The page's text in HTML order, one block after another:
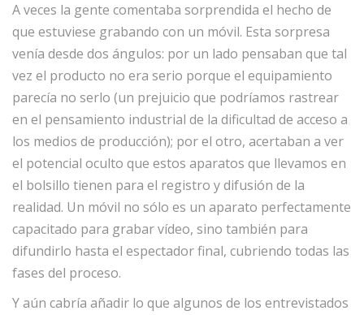
A veces la gente comentaba sorprendida el hecho de
que estuviese grabando con un móvil. Esta sorpresa
venía desde dos ángulos: por un lado pensaban que tal
vez el producto no era serio porque el equipamiento
parecía no serlo (un prejuicio que podríamos rastrear
en el pensamiento industrial de la dificultad de acceso a
los medios de producción); por el otro, acertaban a ver
el potencial oculto que estos aparatos que llevamos en
el bolsillo tienen para el registro y difusión de la
realidad. Un móvil no sólo es un aparato perfectamente
capacitado para grabar vídeo, sino también para
difundirlo hasta el espectador final, cubriendo todas las
fases del proceso.
Y aún cabría añadir lo que algunos de los entrevistados